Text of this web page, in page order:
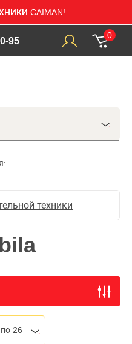
CAIMAN!
95
0
техники
по 26